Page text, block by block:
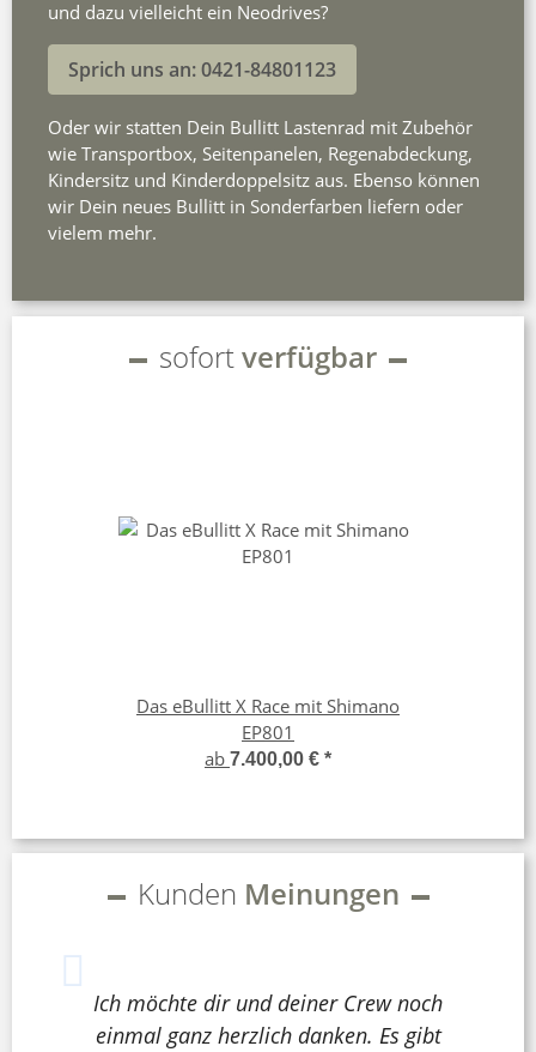
und dazu vielleicht ein Neodrives?
Sprich uns an: 0421-84801123
Oder wir statten Dein Bullitt Lastenrad mit Zubehör
wie Transportbox, Seitenpanelen, Regenabdeckung,
Kindersitz und Kinderdoppelsitz aus. Ebenso können
wir Dein neues Bullitt in Sonderfarben liefern oder
vielem mehr.
sofortverfügbar
Das eBullitt X Race mit Shimano
EP801
ab 7.400,00 € *
Kunden Meinungen
Ich möchte dir und deiner Crew noch
einmal ganz herzlich danken. Es gibt